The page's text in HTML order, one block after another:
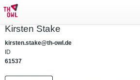
Kirsten Stake
kirsten.stake@th-owl.de
ID
61537